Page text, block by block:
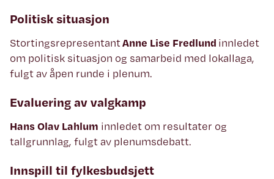
Politisk situasjon
StortingsrepresentantAnne Lise Fredlund innledet
om politisk situasjon og samarbeid med lokallaga,
fulgt av åpen runde i plenum.
Evaluering av valgkamp
Hans Olav Lahlum innledet om resultater og
tallgrunnlag, fulgt av plenumsdebatt.
Innspill til fylkesbudsjett